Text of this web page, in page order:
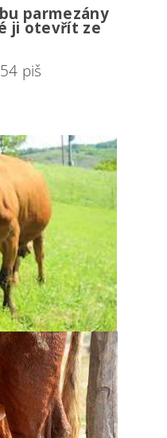
parmezány
ji otevřít ze
piš